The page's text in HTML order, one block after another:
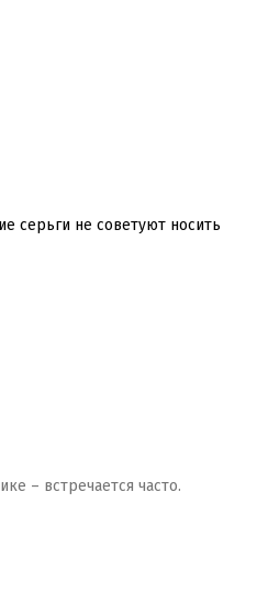
серьги не советуют носить
– встречается часто.